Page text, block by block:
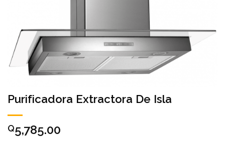
Purificadora Extractora De Isla
Q5,785.00